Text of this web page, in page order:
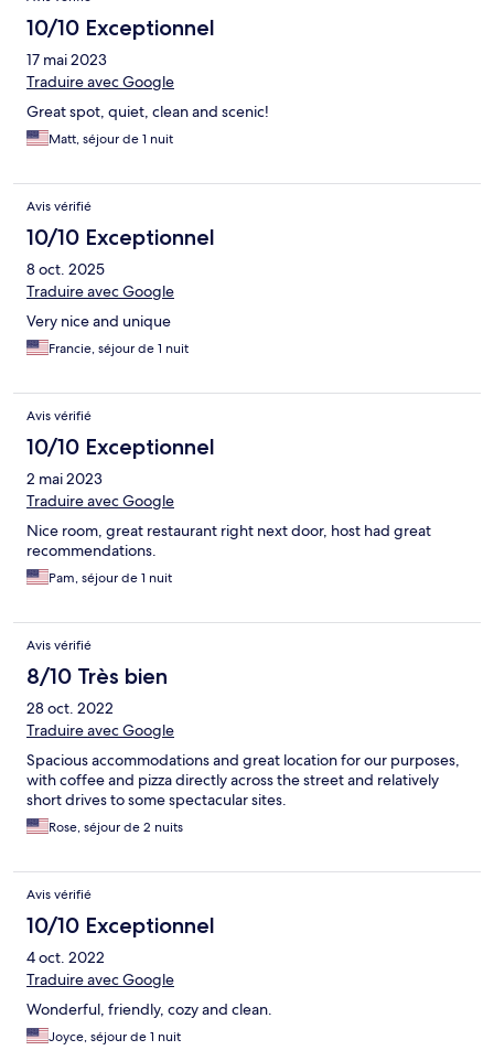
10/10 Exceptionnel
17 mai 2023
Traduire avec Google
Great spot, quiet, clean and scenic!
Matt, séjour de 1 nuit
Avis vérifié
10/10 Exceptionnel
8 oct. 2025
Traduire avec Google
Very nice and unique
Francie, séjour de 1 nuit
Avis vérifié
10/10 Exceptionnel
2 mai 2023
Traduire avec Google
Nice room, great restaurant right next door, host had great
recommendations.
Pam, séjour de 1 nuit
Avis vérifié
8/10 Très bien
28 oct. 2022
Traduire avec Google
Spacious accommodations and great location for our purposes,
with coffee and pizza directly across the street and relatively
short drives to some spectacular sites.
Rose, séjour de 2 nuits
Avis vérifié
10/10 Exceptionnel
4 oct. 2022
Traduire avec Google
Wonderful, friendly, cozy and clean.
Joyce, séjour de 1 nuit